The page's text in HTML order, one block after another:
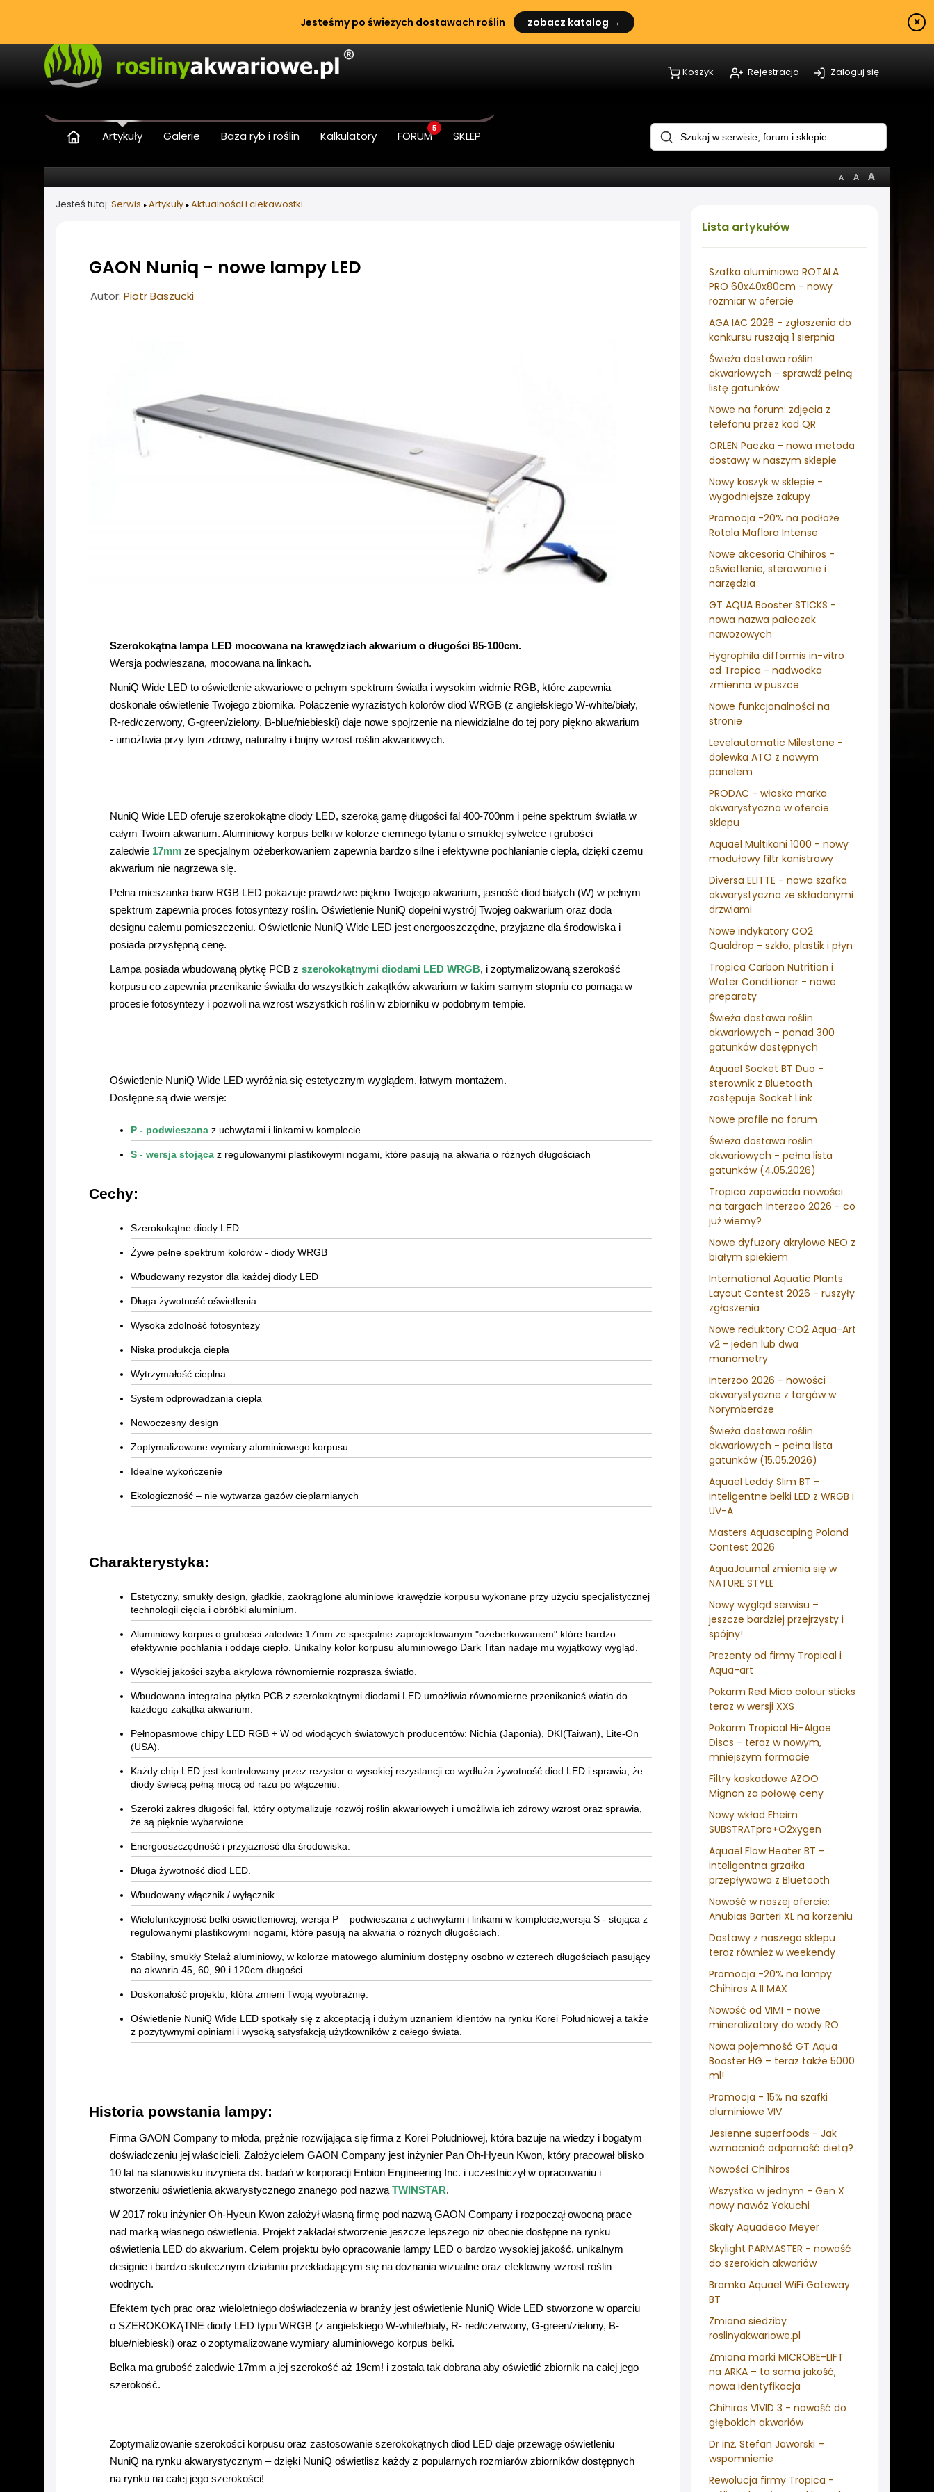
Jesteśmy po świeżych dostawach roślin zobacz katalog → ×
Koszyk Rejestracja Zaloguj się
Artykuły Galerie Baza ryb i roślin Kalkulatory FORUM
5
SKLEP
Lista artykułów
Szafka aluminiowa ROTALA
PRO 60x40x80cm - nowy
rozmiar w ofercie
AGA IAC 2026 - zgłoszenia do
konkursu ruszają 1 sierpnia
Świeża dostawa roślin
akwariowych - sprawdź pełną
listę gatunków
Nowe na forum: zdjęcia z
telefonu przez kod QR
ORLEN Paczka - nowa metoda
dostawy w naszym sklepie
Nowy koszyk w sklepie -
wygodniejsze zakupy
Promocja -20% na podłoże
Rotala Maflora Intense
Nowe akcesoria Chihiros -
oświetlenie, sterowanie i
narzędzia
GT AQUA Booster STICKS -
nowa nazwa pałeczek
nawozowych
Hygrophila difformis in-vitro
od Tropica - nadwodka
zmienna w puszce
Nowe funkcjonalności na
stronie
Levelautomatic Milestone -
dolewka ATO z nowym
panelem
PRODAC - włoska marka
akwarystyczna w ofercie
sklepu
Aquael Multikani 1000 - nowy
modułowy filtr kanistrowy
Diversa ELITTE - nowa szafka
akwarystyczna ze składanymi
drzwiami
Nowe indykatory CO2
Qualdrop - szkło, plastik i płyn
Tropica Carbon Nutrition i
Water Conditioner - nowe
preparaty
Świeża dostawa roślin
akwariowych - ponad 300
gatunków dostępnych
Aquael Socket BT Duo -
sterownik z Bluetooth
zastępuje Socket Link
Nowe profile na forum
Świeża dostawa roślin
akwariowych - pełna lista
gatunków (4.05.2026)
Tropica zapowiada nowości
na targach Interzoo 2026 - co
już wiemy?
Nowe dyfuzory akrylowe NEO z
białym spiekiem
International Aquatic Plants
Layout Contest 2026 - ruszyły
zgłoszenia
Nowe reduktory CO2 Aqua-Art
v2 - jeden lub dwa
manometry
Interzoo 2026 - nowości
akwarystyczne z targów w
Norymberdze
Świeża dostawa roślin
akwariowych - pełna lista
gatunków (15.05.2026)
Aquael Leddy Slim BT -
inteligentne belki LED z WRGB i
UV-A
Masters Aquascaping Poland
Contest 2026
AquaJournal zmienia się w
NATURE STYLE
Nowy wygląd serwisu –
jeszcze bardziej przejrzysty i
spójny!
Prezenty od firmy Tropical i
Aqua-art
Pokarm Red Mico colour sticks
teraz w wersji XXS
Pokarm Tropical Hi-Algae
Discs - teraz w nowym,
mniejszym formacie
Filtry kaskadowe AZOO
Mignon za połowę ceny
Nowy wkład Eheim
SUBSTRATpro+O2xygen
Aquael Flow Heater BT –
inteligentna grzałka
przepływowa z Bluetooth
Nowość w naszej ofercie:
Anubias Barteri XL na korzeniu
Dostawy z naszego sklepu
teraz również w weekendy
Promocja -20% na lampy
Chihiros A II MAX
Nowość od VIMI - nowe
mineralizatory do wody RO
Nowa pojemność GT Aqua
Booster HG – teraz także 5000
ml!
Promocja - 15% na szafki
aluminiowe VIV
Jesienne superfoods - Jak
wzmacniać odporność dietą?
Nowości Chihiros
Wszystko w jednym - Gen X
nowy nawóz Yokuchi
Skały Aquadeco Meyer
Skylight PARMASTER - nowość
do szerokich akwariów
Bramka Aquael WiFi Gateway
BT
Zmiana siedziby
roslinyakwariowe.pl
Zmiana marki MICROBE-LIFT
na ARKA – ta sama jakość,
nowa identyfikacja
Chihiros VIVID 3 - nowość do
głębokich akwariów
Dr inż. Stefan Jaworski –
wspomnienie
Rewolucja firmy Tropica -
Jesteś tutaj: Serwis Artykuły Aktualności i ciekawostki
GAON Nuniq - nowe lampy LED
Informacje o artykule
Autor: Piotr Baszucki
Szerokokątna lampa LED mocowana na krawędziach akwarium o długości 85-100cm.
Wersja podwieszana, mocowana na linkach.
NuniQ Wide LED to oświetlenie akwariowe o pełnym spektrum światła i wysokim widmie RGB, które zapewnia
doskonałe oświetlenie Twojego zbiornika. Połączenie wyrazistych kolorów diod WRGB (z angielskiego W-white/biały,
R-red/czerwony, G-green/zielony, B-blue/niebieski) daje nowe spojrzenie na niewidzialne do tej pory piękno akwarium
- umożliwia przy tym zdrowy, naturalny i bujny wzrost roślin akwariowych.
NuniQ Wide LED oferuje szerokokątne diody LED, szeroką gamę długości fal 400-700nm i pełne spektrum światła w
całym Twoim akwarium. Aluminiowy korpus belki w kolorze ciemnego tytanu o smukłej sylwetce i grubości
zaledwie 17mm ze specjalnym ożeberkowaniem zapewnia bardzo silne i efektywne pochłanianie ciepła, dzięki czemu
akwarium nie nagrzewa się.
Pełna mieszanka barw RGB LED pokazuje prawdziwe piękno Twojego akwarium, jasność diod białych (W) w pełnym
spektrum zapewnia proces fotosyntezy roślin. Oświetlenie NuniQ dopełni wystrój Twojeg oakwarium oraz doda
designu całemu pomieszczeniu. Oświetlenie NuniQ Wide LED jest energooszczędne, przyjazne dla środowiska i
posiada przystępną cenę.
Lampa posiada wbudowaną płytkę PCB z szerokokątnymi diodami LED WRGB, i zoptymalizowaną szerokość
korpusu co zapewnia przenikanie światła do wszystkich zakątków akwarium w takim samym stopniu co pomaga w
procesie fotosyntezy i pozwoli na wzrost wszystkich roślin w zbiorniku w podobnym tempie.
Oświetlenie NuniQ Wide LED wyróżnia się estetycznym wyglądem, łatwym montażem.
Dostępne są dwie wersje:
P - podwieszana z uchwytami i linkami w komplecie
S - wersja stojąca z regulowanymi plastikowymi nogami, które pasują na akwaria o różnych długościach
Cechy:
Szerokokątne diody LED
Żywe pełne spektrum kolorów - diody WRGB
Wbudowany rezystor dla każdej diody LED
Długa żywotność oświetlenia
Wysoka zdolność fotosyntezy
Niska produkcja ciepła
Wytrzymałość cieplna
System odprowadzania ciepła
Nowoczesny design
Zoptymalizowane wymiary aluminiowego korpusu
Idealne wykończenie
Ekologiczność – nie wytwarza gazów cieplarnianych
Charakterystyka:
Estetyczny, smukły design, gładkie, zaokrąglone aluminiowe krawędzie korpusu wykonane przy użyciu specjalistycznej
technologii cięcia i obróbki aluminium.
Aluminiowy korpus o grubości zaledwie 17mm ze specjalnie zaprojektowanym "ożeberkowaniem" które bardzo
efektywnie pochłania i oddaje ciepło. Unikalny kolor korpusu aluminiowego Dark Titan nadaje mu wyjątkowy wygląd.
Wysokiej jakości szyba akrylowa równomiernie rozprasza światło.
Wbudowana integralna płytka PCB z szerokokątnymi diodami LED umożliwia równomierne przenikanieś wiatła do
każdego zakątka akwarium.
Pełnopasmowe chipy LED RGB + W od wiodących światowych producentów: Nichia (Japonia), DKI(Taiwan), Lite-On
(USA).
Każdy chip LED jest kontrolowany przez rezystor o wysokiej rezystancji co wydłuża żywotność diod LED i sprawia, że
diody świecą pełną mocą od razu po włączeniu.
Szeroki zakres długości fal, który optymalizuje rozwój roślin akwariowych i umożliwia ich zdrowy wzrost oraz sprawia,
że są pięknie wybarwione.
Energooszczędność i przyjazność dla środowiska.
Długa żywotność diod LED.
Wbudowany włącznik / wyłącznik.
Wielofunkcyjność belki oświetleniowej, wersja P – podwieszana z uchwytami i linkami w komplecie,wersja S - stojąca z
regulowanymi plastikowymi nogami, które pasują na akwaria o różnych długościach.
Stabilny, smukły Stelaż aluminiowy, w kolorze matowego aluminium dostępny osobno w czterech długościach pasujący
na akwaria 45, 60, 90 i 120cm długości.
Doskonałość projektu, która zmieni Twoją wyobraźnię.
Oświetlenie NuniQ Wide LED spotkały się z akceptacją i dużym uznaniem klientów na rynku Korei Południowej a także
z pozytywnymi opiniami i wysoką satysfakcją użytkowników z całego świata.
Historia powstania lampy:
Firma GAON Company to młoda, prężnie rozwijająca się firma z Korei Południowej, która bazuje na wiedzy i bogatym
doświadczeniu jej właścicieli. Założycielem GAON Company jest inżynier Pan Oh-Hyeun Kwon, który pracował blisko
10 lat na stanowisku inżyniera ds. badań w korporacji Enbion Engineering Inc. i uczestniczył w opracowaniu i
stworzeniu oświetlenia akwarystycznego znanego pod nazwą TWINSTAR.
W 2017 roku inżynier Oh-Hyeun Kwon założył własną firmę pod nazwą GAON Company i rozpoczął owocną prace
nad marką własnego oświetlenia. Projekt zakładał stworzenie jeszcze lepszego niż obecnie dostępne na rynku
oświetlenia LED do akwarium. Celem projektu było opracowanie lampy LED o bardzo wysokiej jakość, unikalnym
designie i bardzo skutecznym działaniu przekładającym się na doznania wizualne oraz efektowny wzrost roślin
wodnych.
Efektem tych prac oraz wieloletniego doświadczenia w branży jest oświetlenie NuniQ Wide LED stworzone w oparciu
o SZEROKOKĄTNE diody LED typu WRGB (z angielskiego W-white/biały, R- red/czerwony, G-green/zielony, B-
blue/niebieski) oraz o zoptymalizowane wymiary aluminiowego korpus belki.
Belka ma grubość zaledwie 17mm a jej szerokość aż 19cm! i została tak dobrana aby oświetlić zbiornik na całej jego
szerokość.
Zoptymalizowanie szerokości korpusu oraz zastosowanie szerokokątnych diod LED daje przewagę oświetleniu
NuniQ na rynku akwarystycznym – dzięki NuniQ oświetlisz każdy z popularnych rozmiarów zbiorników dostępnych
na rynku na całej jego szerokości!